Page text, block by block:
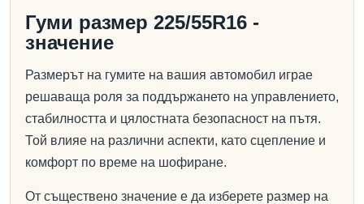
Гуми размер 225/55R16 -
значение
Размерът на гумите на вашия автомобил играе
решаваща роля за поддържането на управлението,
стабилността и цялостната безопасност на пътя.
Той влияе на различни аспекти, като сцепление и
комфорт по време на шофиране.
От съществено значение е да изберете размер на